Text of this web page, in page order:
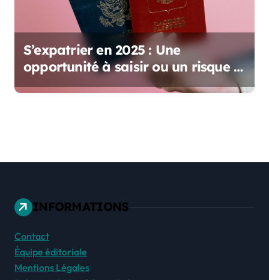
S’expatrier en 2025 : Une
opportunité à saisir ou un risque à
prendre ?
INFORMATIONS
Contact
Équipe éditoriale
Mentions Légales